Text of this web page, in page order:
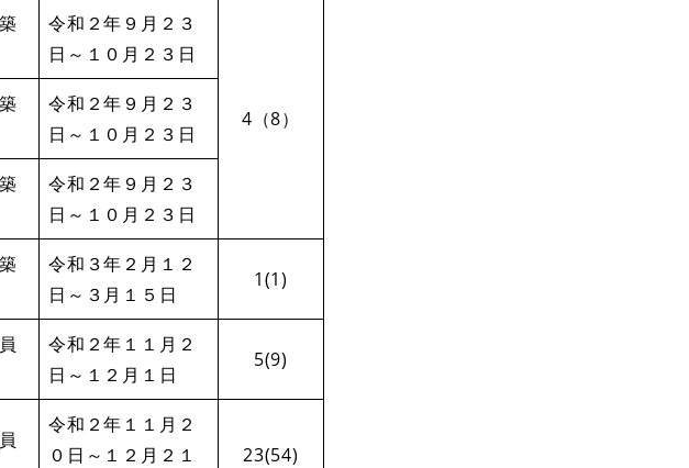
令和２年９月２３
日～１０月２３日
4（8）
令和２年９月２３
日～１０月２３日
令和２年９月２３
日～１０月２３日
令和３年２月１２
日～３月１５日
1(1)
令和２年１１月２
日～１２月１日
5(9)
令和２年１１月２
０日～１２月２１
23(54)